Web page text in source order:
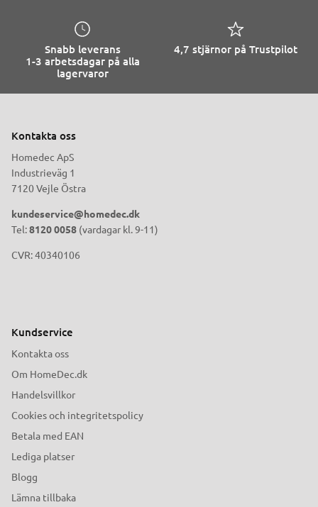
Snabb leverans
1-3 arbetsdagar på alla
lagervaror
4,7 stjärnor på Trustpilot
Kontakta oss
Homedec ApS
Industrieväg 1
7120 Vejle Östra
kundeservice@homedec.dk
Tel:8120 0058 (vardagar kl. 9-11)
CVR: 40340106
Kundservice
Kontakta oss
Om HomeDec.dk
Handelsvillkor
Cookies och integritetspolicy
Betala med EAN
Lediga platser
Blogg
Lämna tillbaka